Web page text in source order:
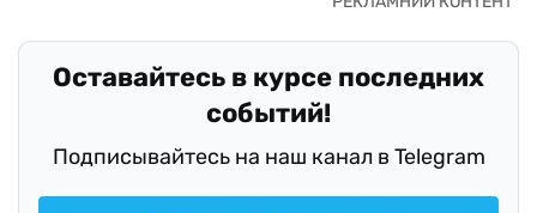
Оставайтесь в курсе последних
событий!
Подписывайтесь на наш канал в Telegram